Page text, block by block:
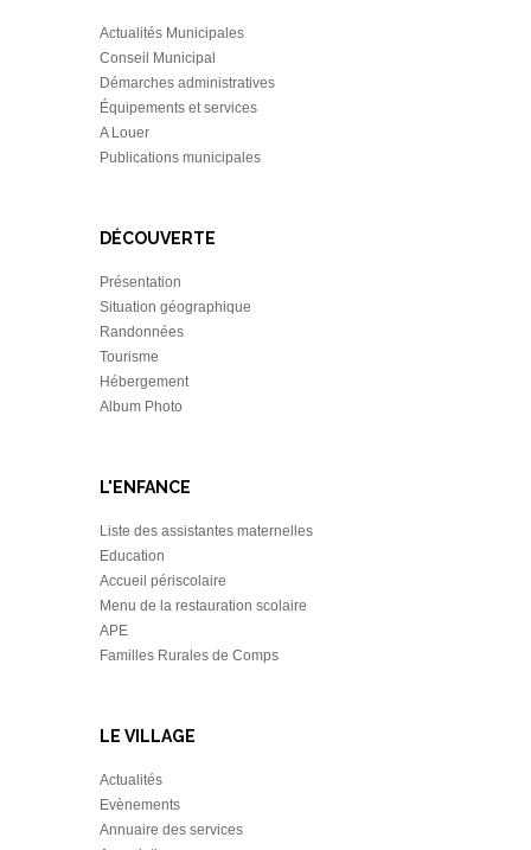
Actualités Municipales
Conseil Municipal
Démarches administratives
Équipements et services
A Louer
Publications municipales
DÉCOUVERTE
Présentation
Situation géographique
Randonnées
Tourisme
Hébergement
Album Photo
L'ENFANCE
Liste des assistantes maternelles
Education
Accueil périscolaire
Menu de la restauration scolaire
APE
Familles Rurales de Comps
LE VILLAGE
Actualités
Evènements
Annuaire des services